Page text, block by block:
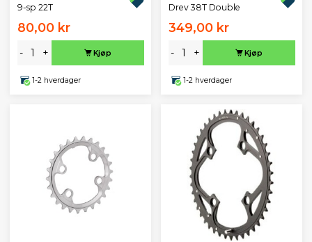
9-sp 22T
80,00 kr
- + Kjøp
1-2 hverdager
Drev 38T Double
349,00 kr
- + Kjøp
1-2 hverdager